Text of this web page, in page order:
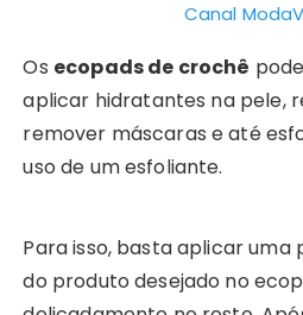
Canal
Os ecopads de crochê
aplicar hidratantes na pele,
remover máscaras e até
uso de um esfoliante.
Para isso, basta aplicar uma
do produto desejado no